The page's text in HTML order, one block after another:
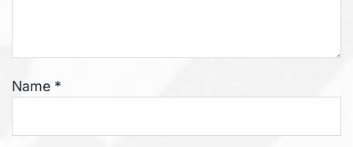
Name *